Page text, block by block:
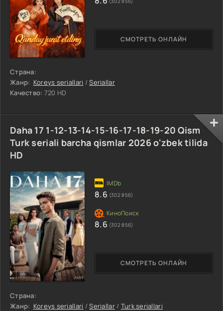
Страна:
Жанр: Koreys seriallari /Seriallar
Качество: 720 HD
СМОТРЕТЬ ОНЛАЙН
Daha 17 1-12-13-14-15-16-17-18-19-20 Qism
Turk seriali barcha qismlar 2026 o'zbek tilida
HD
Страна:
Жанр: Koreys seriallari /Seriallar/ Turk seriallari
СМОТРЕТЬ ОНЛАЙН
8.6 (302 856)
8.6 (302 856)